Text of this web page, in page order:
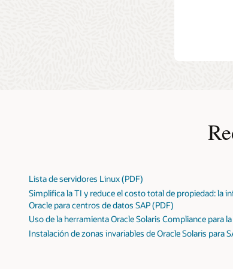
Lista de servidores Linux (PDF)
Simplifica la TI y reduce el costo total de propiedad: la
Oracle para centros de datos SAP (PDF)
Uso de la herramienta Oracle Solaris Compliance para
Instalación de zonas invariables de Oracle Solaris para